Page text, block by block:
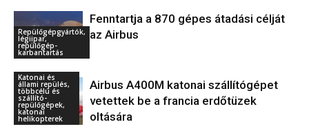
Repülőgépgyártók,
légiipar,
repülőgép-
karbantartás
Fenntartja a 870 gépes átadási célját
az Airbus
Katonai és
állami repülés,
többcélú és
szállító-
repülőgépek,
katonai
helikopterek
Airbus A400M katonai szállítógépet
vetettek be a francia erdőtüzek
oltására